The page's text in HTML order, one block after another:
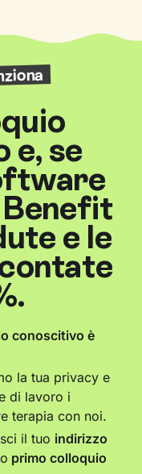
e, se
e le
conoscitivo è
la tua privacy e
di lavoro i
terapia con noi.
il tuo indirizzo
primo colloquio